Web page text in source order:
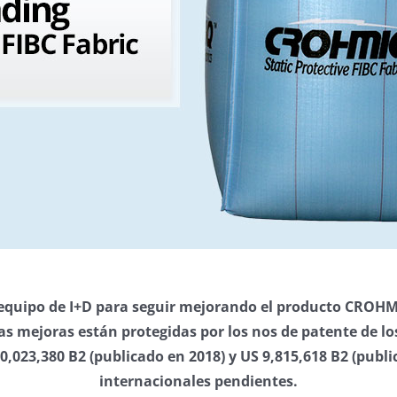
de I+D para seguir mejorando el producto
mejoras están protegidas por los nos de patente de
B2 (publicado en 2018) y US 9,815,618 B2
internacionales pendientes.